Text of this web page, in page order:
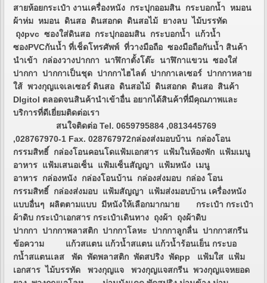
สายห้อยกระเป๋า งานเครื่องหนัง กระปุกออมสิน กระบอกน้ำ หมอน
ผ้าห่ม หมอน ดินสอ ดินสอกด ดินสอไม้ ยางลบ ไม้บรรทัด
ถุงpvc ซองใส่ดินสอ กระปุกออมสิน กระบอกน้ำ แก้วน้ำ
ซองPVCกันน้ำ ที่เช็ดโทรศัพพ์ ที่วางมือถือ ซองมือถือกันน้ำ สินค้า
นำเข้า กล่องวางปากกา นาฬิกาตั้งโต๊ะ นาฬิกาแขวน ซองใส่
ปากกา ปากกาเป็นชุด ปากกาไฮไลต์ ปากกาเลเซอร์ ปากกาหลาย
ใส้ พวงกุญแจเลเซอร์ ดินสอ ดินสอไม้ ดินสอกด ดินสอ สินค้า
DIgitol ตลอดจนสินค้านำเข้าอื่น อยากได้สินค้าที่มีคุณภาพและ
บริการที่ดีเยี่ยมติดต่อเรา
สนใจติดต่อ Tel. 0659795884 ,0813445769
,028767970-1 Fax. 028767972กล่องส่งมอบบ้าน กล่องโอน
กรรมสิทธิ์ กล่องโอนคอนโดแฟ้มเอกสาร แฟ้มในห้องพัก แฟ้มเมนู
อาหาร แฟ้มเสนอเซ็น แฟ้มเซ็นสัญญา แฟ้มหนัง เมนู
อาหาร กล่องหนัง กล่องโอนบ้าน กล่องส่งมอบ กล่อง โอน
กรรมสิทธิ์ กล่องส่งมอบ แฟ้มสัญญา แฟ้มส่งมอบบ้าน เครื่องหนัง
แบบอื่นๆ ผลิตตามแบบ มีหนังให้เลือกมากมาย กระเป๋า กระเป๋า
ผ้าดิบ กระเป๋าเอกสาร กระเป๋าเดินทาง ถุงผ้า ถุงผ้าดิบ
ปากกา ปากกาพลาสติก ปากกาโลหะ ปากกาลูกลื่น ปากกาสกรีน
ข้อความ แก้วสแตน แก้วน้ำสแตน แก้วน้ำร้อนเย็น กระบอ
กน้ำสแตนเลส พัด พัดพลาสติก พัดสปริง พัดpp แฟ้มใส แฟ้ม
เอกสาร ไม้บรรทัด พวงกุญแจ พวงกุญแจสกรีน พวงกุญแจหยอด